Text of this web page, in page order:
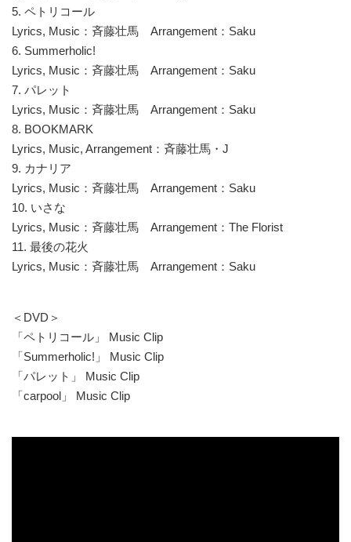
5. ペトリコール
Lyrics, Music：斉藤壮馬 Arrangement：Saku
6. Summerholic!
Lyrics, Music：斉藤壮馬 Arrangement：Saku
7. パレット
Lyrics, Music：斉藤壮馬 Arrangement：Saku
8. BOOKMARK
Lyrics, Music, Arrangement：斉藤壮馬・J
9. カナリア
Lyrics, Music：斉藤壮馬 Arrangement：Saku
10. いさな
Lyrics, Music：斉藤壮馬 Arrangement：The Florist
11. 最後の花火
Lyrics, Music：斉藤壮馬 Arrangement：Saku
＜DVD＞
「ペトリコール」 Music Clip
「Summerholic!」 Music Clip
「パレット」 Music Clip
「carpool」 Music Clip